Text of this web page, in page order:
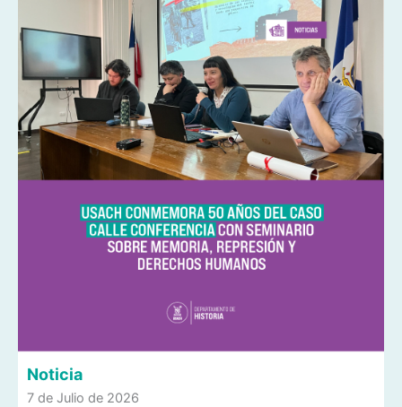
Noticia
7 de Julio de 2026